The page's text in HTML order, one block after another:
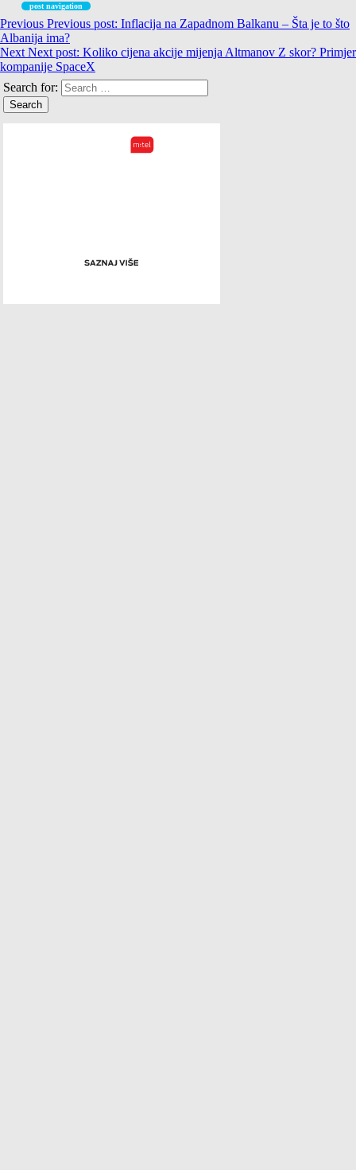
post navigation
Previous Previous post: Inflacija na Zapadnom Balkanu – Šta je to što
Albanija ima?
Next Next post: Koliko cijena akcije mijenja Altmanov Z skor? Primjer
kompanije SpaceX
Search for: